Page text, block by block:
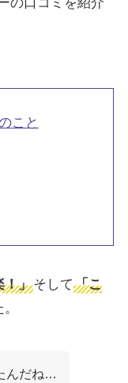
こと
！」そして 「こ
んだね…